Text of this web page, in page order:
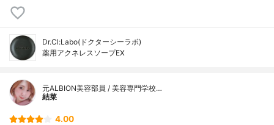
Dr.Cl:Labo(ドクターシーラボ)
薬用アクネレスソープEX
元ALBION美容部員 / 美容専門学校…
結菜
4.00